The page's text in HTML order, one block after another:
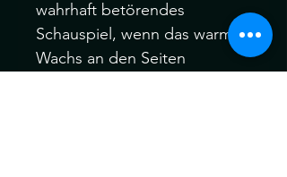
wahrhaft betörendes
Schauspiel, wenn das warme
Wachs an den Seiten